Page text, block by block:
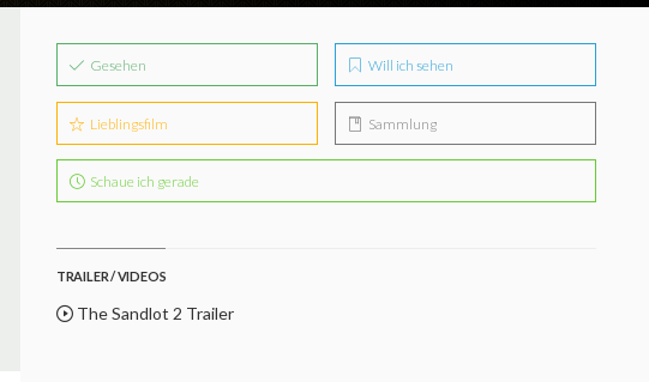
Gesehen Will ich sehen
Lieblingsfilm Sammlung
Schaue ich gerade
TRAILER / VIDEOS
The Sandlot 2 Trailer